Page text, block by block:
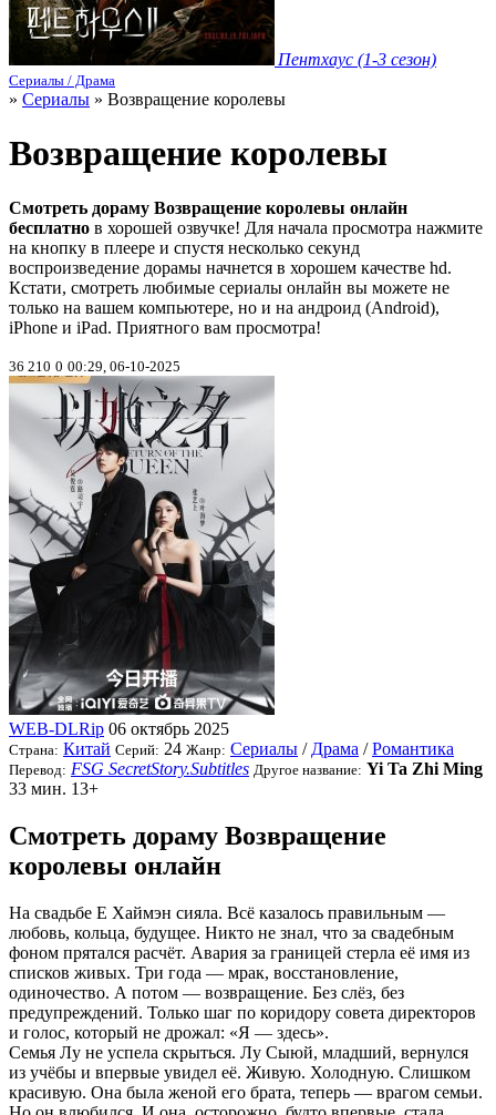
Пентхаус (1-3 сезон)
Сериалы / Драма
» Сериалы » Возвращение королевы
Возвращение королевы
Смотреть дораму Возвращение королевы онлайн
бесплатно в хорошей озвучке! Для начала просмотра нажмите
на кнопку в плеере и спустя несколько секунд
воспроизведение дорамы начнется в хорошем качестве hd.
Кстати, смотреть любимые сериалы онлайн вы можете не
только на вашем компьютере, но и на андроид (Android),
iPhone и iPad. Приятного вам просмотра!
36 210 0 00:29, 06-10-2025
WEB-DLRip 06 октябрь 2025
Страна: Китай Серий: 24 Жанр: Сериалы / Драма /Романтика
Перевод: FSG SecretStory.Subtitles Другое название: Yi Ta Zhi Ming
33 мин. 13+
Смотреть дораму Возвращение
королевы онлайн
На свадьбе Е Хаймэн сияла. Всё казалось правильным —
любовь, кольца, будущее. Никто не знал, что за свадебным
фоном прятался расчёт. Авария за границей стерла её имя из
списков живых. Три года — мрак, восстановление,
одиночество. А потом — возвращение. Без слёз, без
предупреждений. Только шаг по коридору совета директоров
и голос, который не дрожал: «Я — здесь».
Семья Лу не успела скрыться. Лу Сыюй, младший, вернулся
из учёбы и впервые увидел её. Живую. Холодную. Слишком
красивую. Она была женой его брата, теперь — врагом семьи.